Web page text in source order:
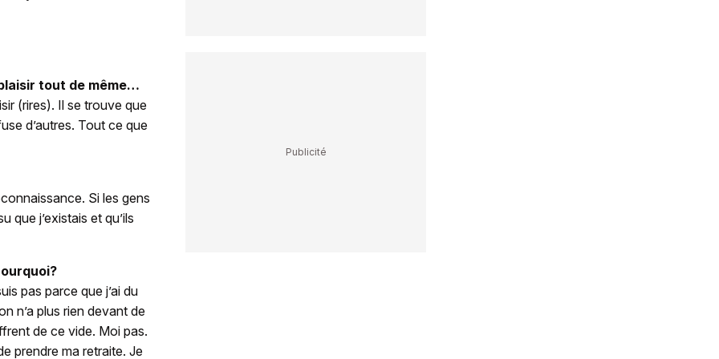
tout de même…
(rires). Il se trouve que
d’autres. Tout ce que
Si les gens
que j’existais et qu’ils
pas parce que j’ai du
n’a plus rien devant de
de ce vide. Moi pas.
prendre ma retraite. Je